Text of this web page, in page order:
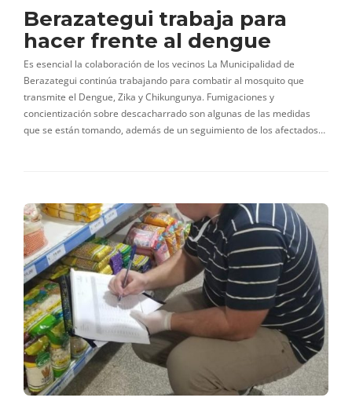
Berazategui trabaja para
hacer frente al dengue
Es esencial la colaboración de los vecinos La Municipalidad de
Berazategui continúa trabajando para combatir al mosquito que
transmite el Dengue, Zika y Chikungunya. Fumigaciones y
concientización sobre descacharrado son algunas de las medidas
que se están tomando, además de un seguimiento de los afectados…